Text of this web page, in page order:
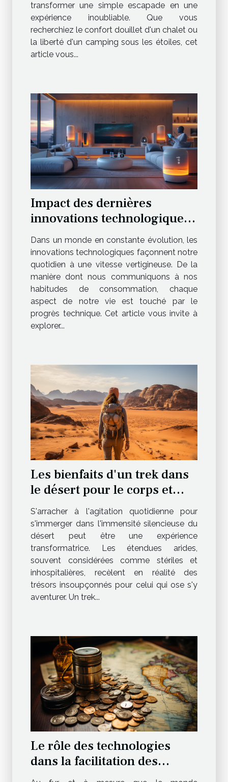
transformer une simple escapade en une
expérience inoubliable. Que vous
recherchiez le confort douillet d'un chalet ou
la liberté d'un camping sous les étoiles, cet
article vous...
Impact des dernières
innovations technologiques
sur notre quotidien
Dans un monde en constante évolution, les
innovations technologiques façonnent notre
quotidien à une vitesse vertigineuse. De la
manière dont nous communiquons à nos
habitudes de consommation, chaque
aspect de notre vie est touché par le
progrès technique. Cet article vous invite à
explorer...
Les bienfaits d'un trek dans
le désert pour le corps et
l'esprit
S'arracher à l'agitation quotidienne pour
s'immerger dans l'immensité silencieuse du
désert peut être une expérience
transformatrice. Les étendues arides,
souvent considérées comme stériles et
inhospitalières, recèlent en réalité des
trésors insoupçonnés pour celui qui ose s'y
aventurer. Un trek...
Le rôle des technologies
dans la facilitation des
voyages : exploration de la